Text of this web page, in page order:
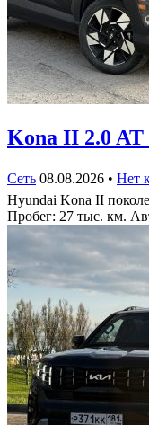
Kona II 2.0 AT
Сеть 08.08.2026 • Нет
Hyundai Kona II
Пробег: 27 тыс. км.